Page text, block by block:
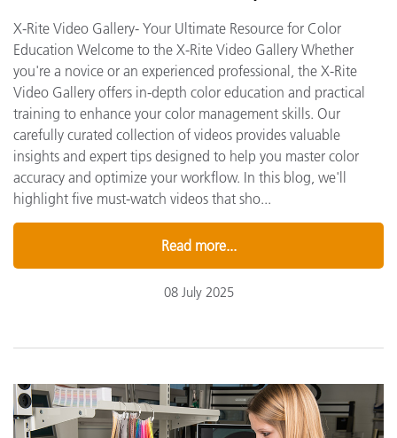
X-Rite Video Gallery- Your Ultimate Resource for Color
Education Welcome to the X-Rite Video Gallery Whether
you're a novice or an experienced professional, the X-Rite
Video Gallery offers in-depth color education and practical
training to enhance your color management skills. Our
carefully curated collection of videos provides valuable
insights and expert tips designed to help you master color
accuracy and optimize your workflow. In this blog, we'll
highlight five must-watch videos that sho...
Read more...
08 July 2025